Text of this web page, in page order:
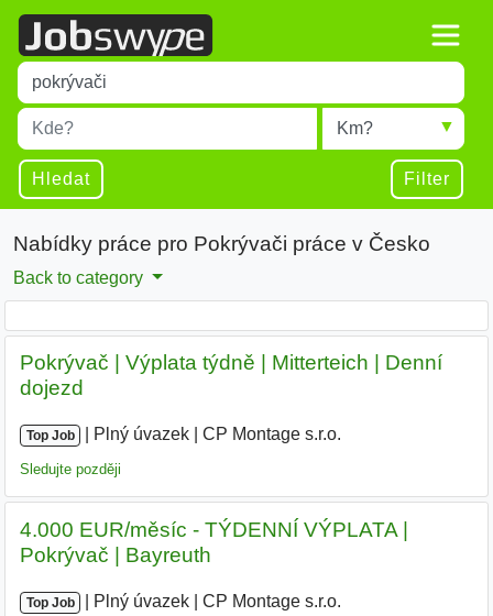
Title
Type 1 or more characters for results.
Místo
Type 1 or more characters for results.
Radius
Hledat Filter
Nabídky práce pro Pokrývači práce v Česko
Back to category
Pokrývač | Výplata týdně | Mitterteich | Denní
dojezd
Top Job Plný úvazek CP Montage s.r.o.
Sledujte později
4.000 EUR/měsíc - TÝDENNÍ VÝPLATA |
Pokrývač | Bayreuth
Top Job Plný úvazek CP Montage s.r.o.